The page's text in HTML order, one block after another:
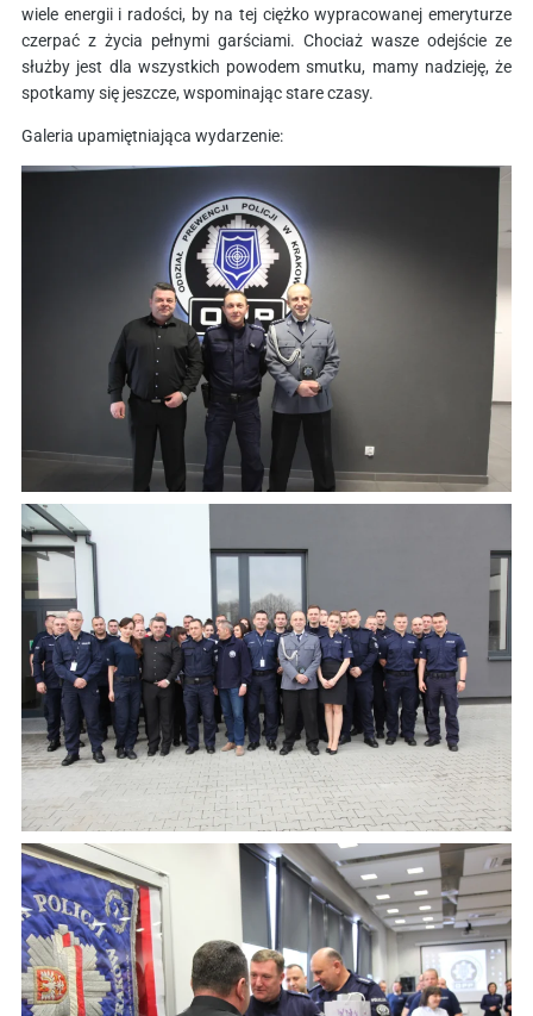
wiele energii i radości, by na tej ciężko wypracowanej emeryturze
czerpać z życia pełnymi garściami. Chociaż wasze odejście ze
służby jest dla wszystkich powodem smutku, mamy nadzieję, że
spotkamy się jeszcze, wspominając stare czasy.
Galeria upamiętniająca wydarzenie: